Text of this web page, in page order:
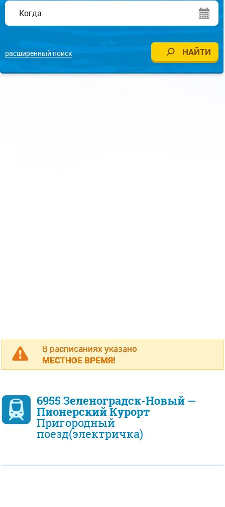
расширенный поиск
В расписаниях указано
МЕСТНОЕ ВРЕМЯ!
6955 Зеленоградск-Новый —
Пионерский Курорт
Пригородный
поезд(электричка)